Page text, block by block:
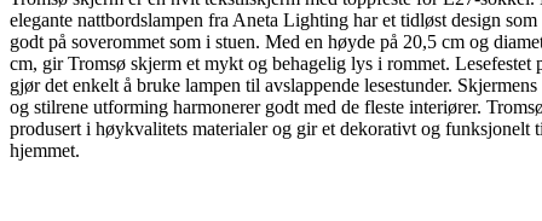
elegante nattbordslampen fra Aneta Lighting har et tidløst design som
godt på soverommet som i stuen. Med en høyde på 20,5 cm og
cm, gir Tromsø skjerm et mykt og behagelig lys i rommet. Lesefestet
gjør det enkelt å bruke lampen til avslappende lesestunder.
og stilrene utforming harmonerer godt med de fleste interiører.
produsert i høykvalitets materialer og gir et dekorativt og funksjonelt
hjemmet.